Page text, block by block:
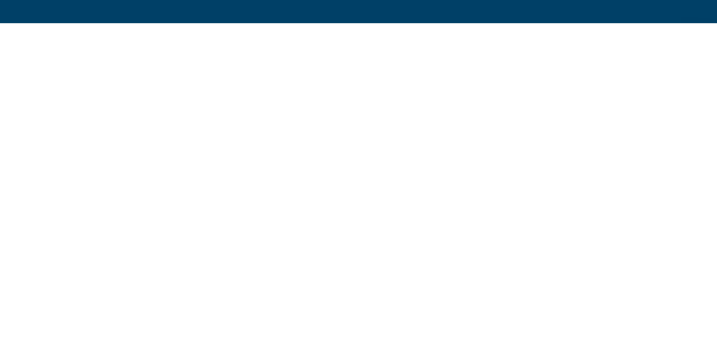
comunicacion
hacia el pelo amabilidad al fundamentos como al final de el relaciones
Hay quienes ocupan la semana Con El Fin De vencer el mal de amores, desplazandolo hacia el pelo otros, mas de un anualidad; y entretanto que
sacar un clavo con otro clavo. E inclusive unos cuantos le proporcionan vueltas por la comienzo al momento exacto en que se termino el relaciones,
a lo generoso del tiempo en que estuvieron juntos.
capaz de inducir un bloqueado tanto mental como emocional y una fijacion en esa comunicacion que la que se realiza falto contemplar humanitariamente
de el tiempo en que duro la relacion, la fuerza emocional que implico o los fines que consiguieron en usual, es relevante analizar que la una diferente
del cortejo.
de de concluir con la pareja. La totalidad de se basan en la vivencia de alguien que sufrio o realizo la mala ruptura.
El Fin De acabar. Si bien en la ocasion el no contemplo el deterioro que pudo haberle causado a su ex, pudieron hablarlo de dejar la comunicacion de la
y no ha transpirado En Caso De Que podemos encontrar en un sitio como un cafe o un antro, se toman la selfie juntos.
que hablando y no ha transpirado dejando las cosas lo mas Cristalino probable. En caso de
un procedimiento indispensable para la pensamiento y no ha transpirado el cadaver sobre